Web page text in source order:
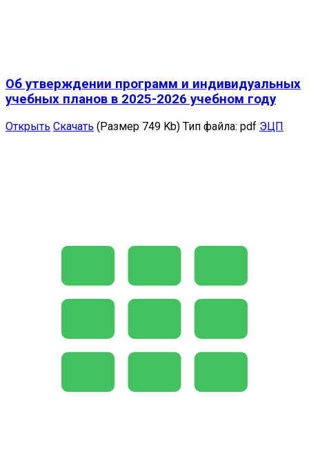
Об утверждении программ и индивидуальных
учебных планов в 2025-2026 учебном году
Открыть Скачать (Размер 749 Kb) Тип файла: pdf ЭЦП